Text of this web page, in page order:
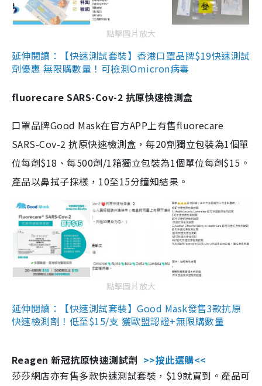
點擊圖片放大
延伸閱讀：【快速測試套裝】香港口罩品牌$19快速測試
劑優惠 無限購數量！可檢測Omicron病毒
fluorecare SARS-Cov-2 抗原快速檢測盒
口罩品牌Good Mask在官方APP上有售fluorecare
SARS-Cov-2 抗原快速檢測盒，每20劑獨立包裝為1個單
位每劑$18、每500劑/1箱獨立包裝為1個單位每劑$15。
產品以鼻拭子採樣，10至15分鐘知結果。
點擊圖片放大
延伸閱讀：【快速測試套裝】Good Mask發售3款抗原
快速檢測劑！低至$15/支 獲歐盟認證+無限購數量
Reagen 新冠抗原快速測試劑 >>按此選購<<
莎莎網店亦有售多款快速測試套裝，$19就買到。產品可